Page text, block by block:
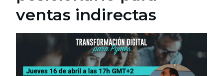
ventas indirectas